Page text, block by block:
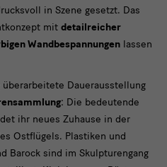
in Szene gesetzt. Das
mit detailreicher
Wandbespannungen lassen
Dauerausstellung
: Die bedeutende
ihr neues Zuhause in der
Ostflügels. Plastiken und
Barock sind im Skulpturengang